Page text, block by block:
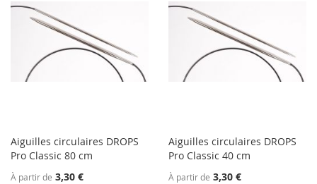
Aiguilles circulaires DROPS
Pro Classic 80 cm
À partir de 3,30 €
Aiguilles circulaires DROPS
Pro Classic 40 cm
À partir de 3,30 €